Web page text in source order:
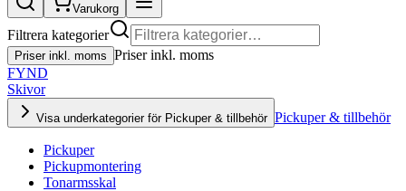
Varukorg
Filtrera kategorier
Priser inkl. moms Priser inkl. moms
FYND
Skivor
Visa underkategorier för Pickuper & tillbehör Pickuper & tillbehör
Pickuper
Pickupmontering
Tonarmsskal